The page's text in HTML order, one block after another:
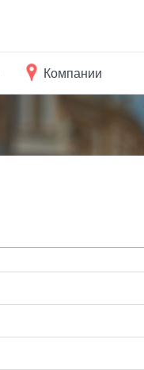
Компании